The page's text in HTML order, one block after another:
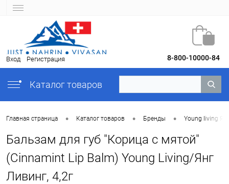
Вход Регистрация 8-800-10000-84
Каталог товаров
Главная страница • Каталог товаров • Бренды • Young Iiving
Бальзам для губ "Корица с мятой"
(Cinnamint Lip Balm) Young Living/Янг
Ливинг, 4,2г